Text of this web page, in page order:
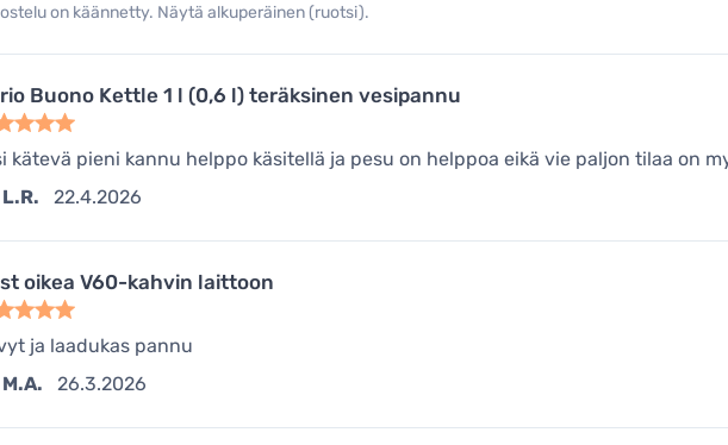
on käännetty. Näytä alkuperäinen (ruotsi).
Buono Kettle 1 l (0,6 l) teräksinen vesipannu
kätevä pieni kannu helppo käsitellä ja pesu on helppoa eikä vie paljon tilaa on
L.R.
22.4.2026
oikea V60-kahvin laittoon
ja laadukas pannu
M.A.
26.3.2026